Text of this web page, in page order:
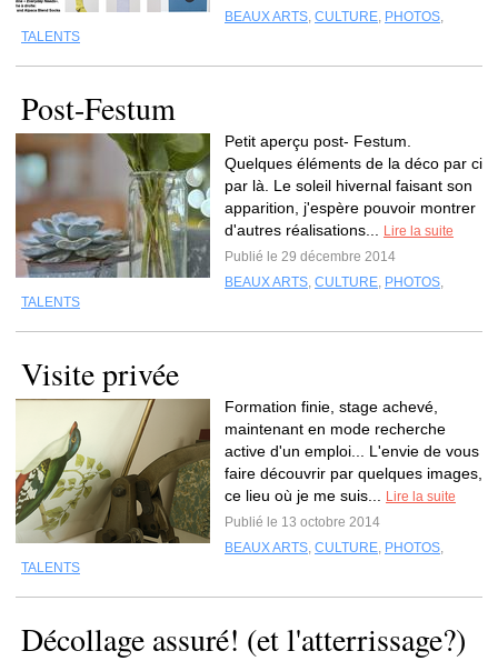
BEAUX ARTS, CULTURE, PHOTOS,
TALENTS
Post-Festum
Petit aperçu post- Festum.
Quelques éléments de la déco par ci
par là. Le soleil hivernal faisant son
apparition, j'espère pouvoir montrer
d'autres réalisations...
Lire la suite
Publié le 29 décembre 2014
BEAUX ARTS, CULTURE, PHOTOS,
TALENTS
Visite privée
Formation finie, stage achevé,
maintenant en mode recherche
active d'un emploi... L'envie de vous
faire découvrir par quelques images,
ce lieu où je me suis...
Lire la suite
Publié le 13 octobre 2014
BEAUX ARTS, CULTURE, PHOTOS,
TALENTS
Décollage assuré! (et l'atterrissage?)